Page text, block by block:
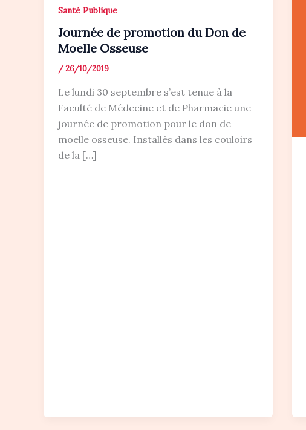
Santé Publique
Journée de promotion du Don de
Moelle Osseuse
/26/10/2019
Le lundi 30 septembre s’est tenue à la
Faculté de Médecine et de Pharmacie une
journée de promotion pour le don de
moelle osseuse. Installés dans les couloirs
de la […]